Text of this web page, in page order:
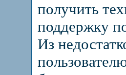
получить
поддержку
Из